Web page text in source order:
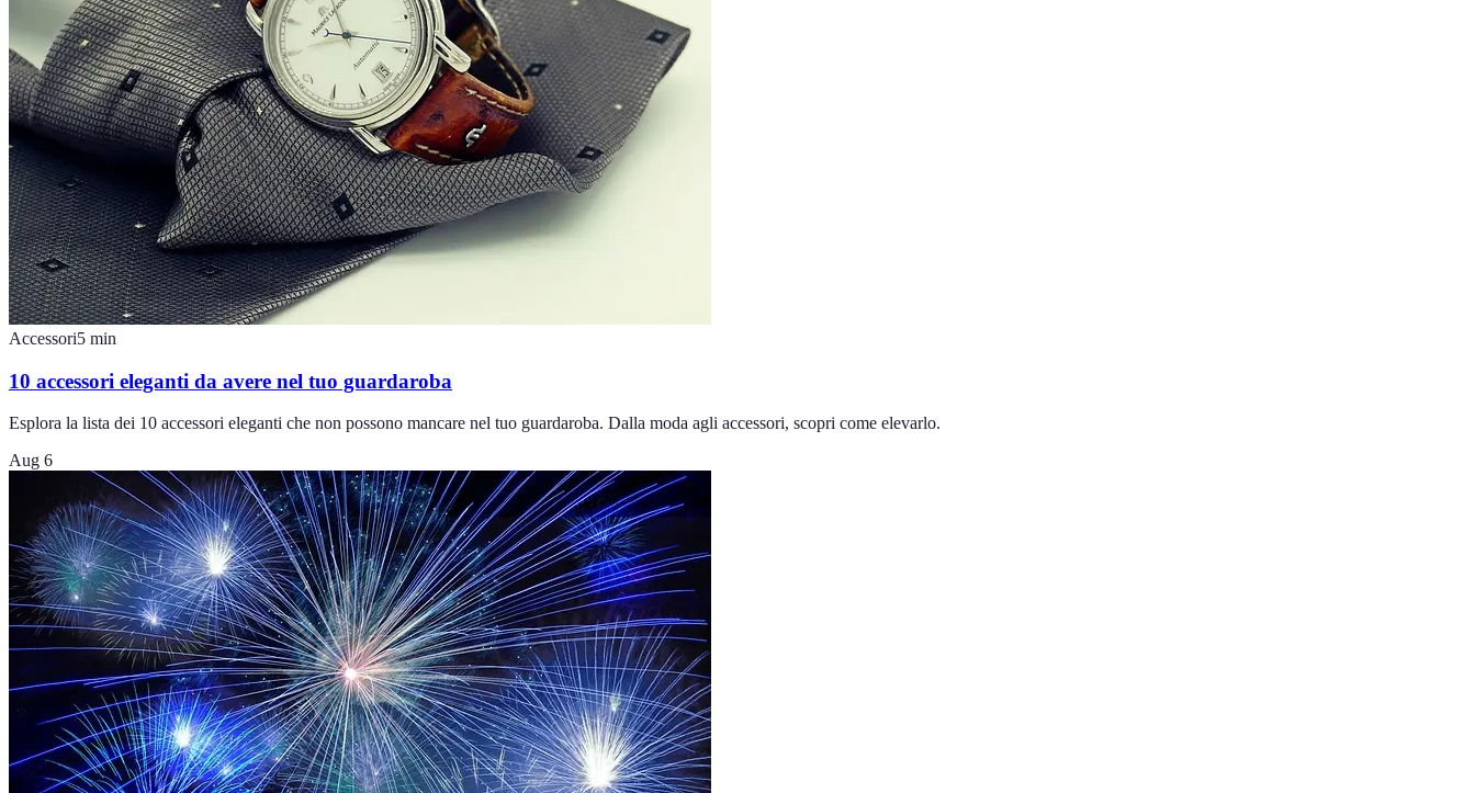
Accessori5 min
10 accessori eleganti da avere nel tuo guardaroba
Esplora la lista dei 10 accessori eleganti che non possono mancare nel tuo guardaroba. Dalla moda agli accessori, scopri come elevarlo.
Aug 6